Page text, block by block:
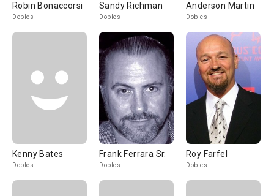
Robin Bonaccorsi
Dobles
Sandy Richman
Dobles
Anderson Martin
Dobles
Kenny Bates
Dobles
Frank Ferrara Sr.
Dobles
Roy Farfel
Dobles